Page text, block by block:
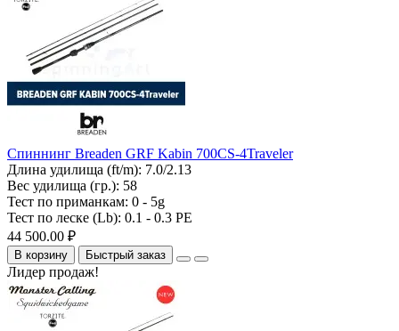
Спиннинг Breaden GRF Kabin 700CS-4Traveler
Длина удилища (ft/m): 7.0/2.13
Вес удилища (гр.): 58
Тест по приманкам: 0 - 5g
Тест по леске (Lb): 0.1 - 0.3 PE
44 500.00 ₽
В корзину Быстрый заказ
Лидер продаж!